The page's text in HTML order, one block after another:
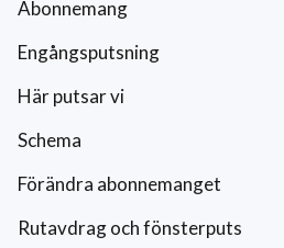
Abonnemang
Engångsputsning
Här putsar vi
Schema
Förändra abonnemanget
Rutavdrag och fönsterputs